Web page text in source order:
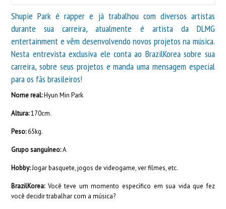
Shupie Park é rapper e já trabalhou com diversos artistas
durante sua carreira, atualmente é artista da DLMG
entertainment e vêm desenvolvendo novos projetos na música.
Nesta entrevista exclusiva ele conta ao BrazilKorea sobre sua
carreira, sobre seus projetos e manda uma mensagem especial
para os fãs brasileiros!
Nome real:Hyun Min Park
Altura:170cm.
Peso:65kg.
Grupo sanguíneo:A
Hobby:Jogar basquete, jogos de videogame, ver filmes, etc.
BrazilKorea:Você teve um momento específico em sua vida que fez
você decidir trabalhar com a música?